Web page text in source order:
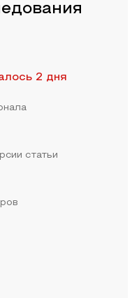
2 дня
статьи